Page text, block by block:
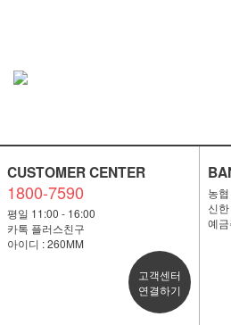
CUSTOMER CENTER
1800-7590
평일 11:00 - 16:00
카톡 플러스친구
아이디 : 260MM
고객센터
연결하기
농
신
예